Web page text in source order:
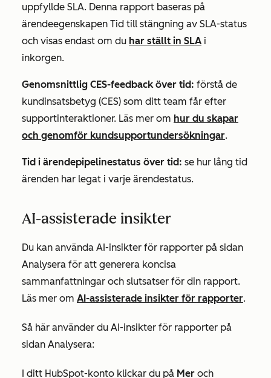
uppfyllde SLA. Denna rapport baseras på
ärendeegenskapen Tid till stängning av SLA-status
och visas endast om du har ställt in SLA i
inkorgen.
Genomsnittlig CES-feedback över tid: förstå de
kundinsatsbetyg (CES) som ditt team får efter
supportinteraktioner. Läs mer om hur du skapar
och genomför kundsupportundersökningar.
Tid i ärendepipelinestatus över tid: se hur lång tid
ärenden har legat i varje ärendestatus.
AI-assisterade insikter
Du kan använda AI-insikter för rapporter på sidan
Analysera för att generera koncisa
sammanfattningar och slutsatser för din rapport.
Läs mer om AI-assisterade insikter för rapporter.
Så här använder du AI-insikter för rapporter på
sidan Analysera:
I ditt HubSpot-konto klickar du på Mer och